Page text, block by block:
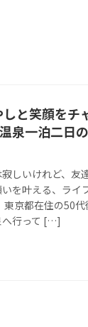
と笑顔をチ
泉一泊二日
寂しいけれど、
を叶える、ライ
東京都在住の50
へ行って […]